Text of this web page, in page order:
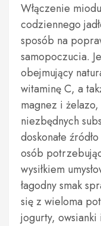
Włączenie
codziennego
sposób na
samopoczucia.
obejmujący
witaminę C, a
magnez i
niezbędnych
doskonałe
osób
wysiłkiem
łagodny smak
się z wieloma
jogurty, owsianki